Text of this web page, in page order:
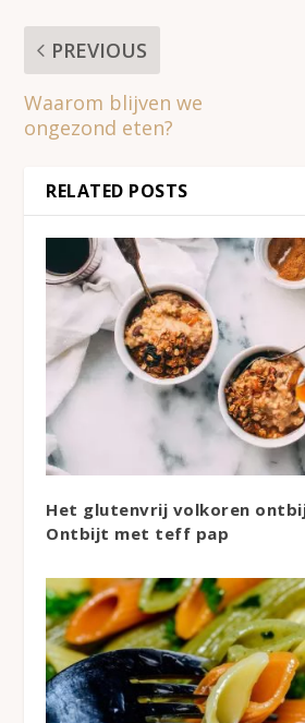
PREVIOUS
Waarom blijven we
ongezond eten?
RELATED POSTS
Het glutenvrij volkoren
Ontbijt met teff pap